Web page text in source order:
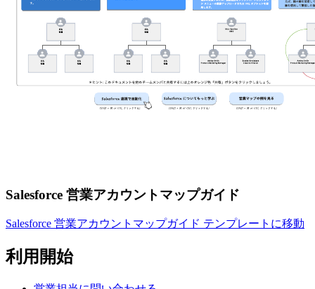
Salesforce 営業アカウントマップガイド
Salesforce 営業アカウントマップガイド テンプレートに移動
利用開始